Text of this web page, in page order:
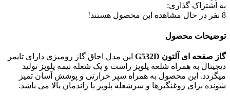
به اشتراک گذاری:
8 نفر در حال مشاهده این محصول هستند!
توضیحات محصول
گاز صفحه ای آلتون G532D
این مدل اجاق گاز رومیزی دارای تایمر
دیجیتال به همراه شلعه پلوپز راست و یک شعله نیمه پلوپز تولید
میگردد. این محصول به همراه سپر حرارتی و پوشش آسان تمیز
شونده برای روغنگیرها و سرشعله پلوپز با راندمان بالا می باشد.